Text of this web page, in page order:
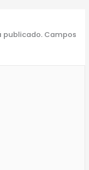
publicado. Campos